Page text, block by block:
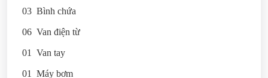
03 Bình chứa
06 Van điện từ
01 Van tay
01 Máy bơm